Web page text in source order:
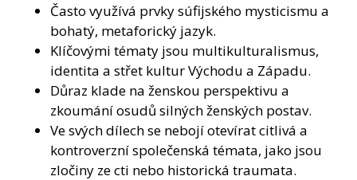
Často využívá prvky súfijského mysticismu a
bohatý, metaforický jazyk.
Klíčovými tématy jsou multikulturalismus,
identita a střet kultur Východu a Západu.
Důraz klade na ženskou perspektivu a
zkoumání osudů silných ženských postav.
Ve svých dílech se nebojí otevírat citlivá a
kontroverzní společenská témata, jako jsou
zločiny ze cti nebo historická traumata.